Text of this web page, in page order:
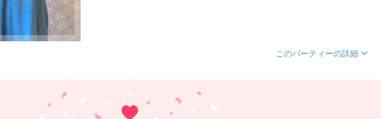
このパーティーの詳細